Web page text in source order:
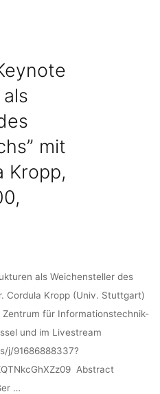
mit
Kropp,
als Weichensteller des
Cordula Kropp (Univ. Stuttgart)
Zentrum für Informationstechnik-
und im Livestream
j/91686888337?
Abstract
…